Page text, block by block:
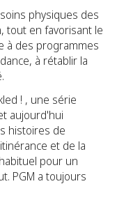
physiques des
tout en favorisant le
à des programmes
à rétablir la
! , une série
aujourd'hui
histoires de
et de la
pour un
PGM a toujours